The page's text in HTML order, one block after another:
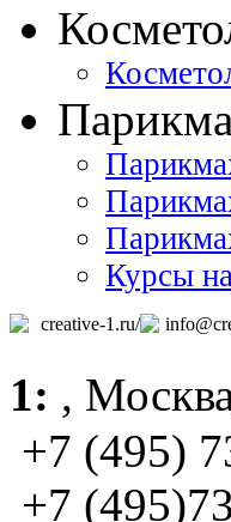
Курсы
creative-1.ru/
1: ,
+7 (495)
+7